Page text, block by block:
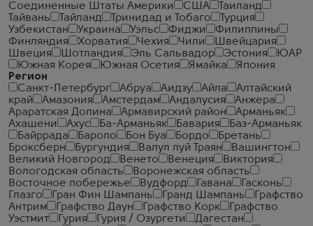
Соединенные Штаты Америки
США
Таиланд
Тайвань
Тайланд Тринидад и Тобаго
Турция
Узбекистан
Украина Уэльс Фиджи
Филиппины
Финляндия
Хорватия Чехия Чили
Швейцария
Швеция
Шотландия Эль Сальвадор Эстония
ЮАР
Южная Корея
Южная Осетия Ямайка
Япония
Регион
Санкт-Петербург
Абруа Аидзу Айла
Алтайский
край
Амазония Амстердам Андалусия
Анжера
Араратская Долина
Армавирский район
Арманьяк
Ахашени
Ахус Ба-Арманьяк Бавария
Баз-Арманьяк
Байррада
Бароло Бон Буа Бордо
Бретань
Броксберн
Бургундия Валул луй Траян
Вашингтон
Великий Новгород
Венето Венеция
Виктория
Вологодская область
Воронежская область
Восточное побережье
Вудфорд Гавана
Гасконь
Глазго
Гран Фин Шампань Гранд Шампань
Графство
Антрим
Графство Даун Графство Корк
Графство
Уэстмит
Гурия Гурия / Озургети
Дагестан